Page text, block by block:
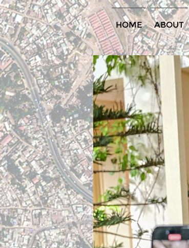
HOME ABOUT